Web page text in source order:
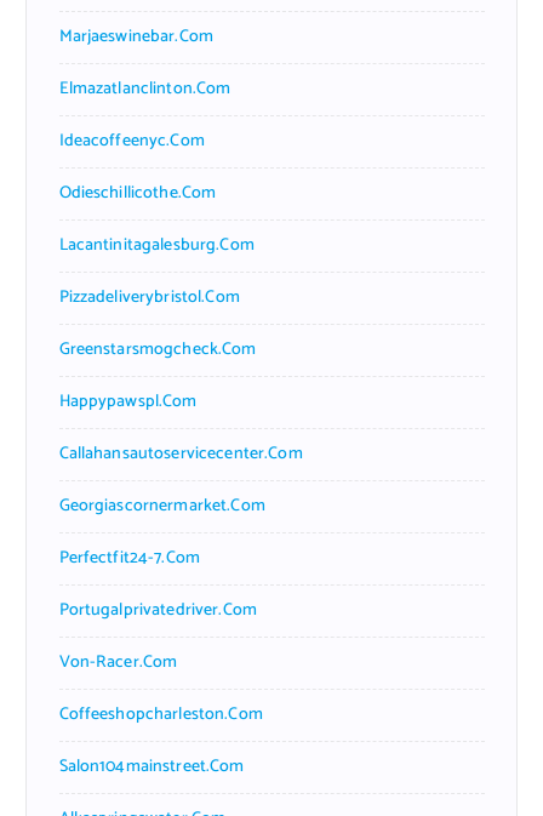
Marjaeswinebar.com
Elmazatlanclinton.com
Ideacoffeenyc.com
Odieschillicothe.com
Lacantinitagalesburg.com
Pizzadeliverybristol.com
Greenstarsmogcheck.com
Happypawspl.com
Callahansautoservicecenter.com
Georgiascornermarket.com
Perfectfit24-7.com
Portugalprivatedriver.com
Von-Racer.com
Coffeeshopcharleston.com
Salon104mainstreet.com